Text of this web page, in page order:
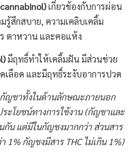
เกี่ยวข้องกับการผ่อน
รู้สึกสบาย, ความเคลิบเคลิ้ม
ตาหวาน และคอแห้ง
มีฤทธิ์ทำให้เคลิ้มฝัน มีส่วนช่วย
เลือด และมีฤทธิ์ระงับอาการปวด
ญชาทั้งในด้านลักษณะภายนอก
โยชน์ทางการใช้งาน (กัญชาและ
กัน แต่มีในกัญชงมากกว่า ส่วนสาร
1% กัญชงมีสาร THC ไม่เกิน 1%)